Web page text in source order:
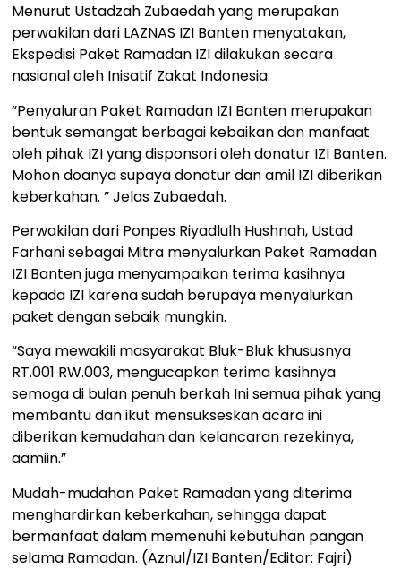
Menurut Ustadzah Zubaedah yang merupakan
perwakilan dari LAZNAS IZI Banten menyatakan,
Ekspedisi Paket Ramadan IZI dilakukan secara
nasional oleh Inisatif Zakat Indonesia.
“Penyaluran Paket Ramadan IZI Banten merupakan
bentuk semangat berbagai kebaikan dan manfaat
oleh pihak IZI yang disponsori oleh donatur IZI Banten.
Mohon doanya supaya donatur dan amil IZI diberikan
keberkahan. ” Jelas Zubaedah.
Perwakilan dari Ponpes Riyadlulh Hushnah, Ustad
Farhani sebagai Mitra menyalurkan Paket Ramadan
IZI Banten juga menyampaikan terima kasihnya
kepada IZI karena sudah berupaya menyalurkan
paket dengan sebaik mungkin.
“Saya mewakili masyarakat Bluk-Bluk khususnya
RT.001 RW.003, mengucapkan terima kasihnya
semoga di bulan penuh berkah Ini semua pihak yang
membantu dan ikut mensukseskan acara ini
diberikan kemudahan dan kelancaran rezekinya,
aamiin.”
Mudah-mudahan Paket Ramadan yang diterima
menghardirkan keberkahan, sehingga dapat
bermanfaat dalam memenuhi kebutuhan pangan
selama Ramadan. (Aznul/IZI Banten/Editor: Fajri)